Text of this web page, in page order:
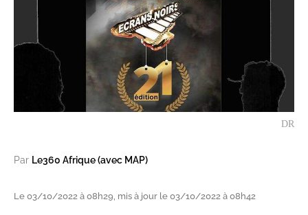
DR
Par Le360 Afrique (avec MAP)
Le 03/10/2022 à 08h29, mis à jour le 03/10/2022 à 08h42